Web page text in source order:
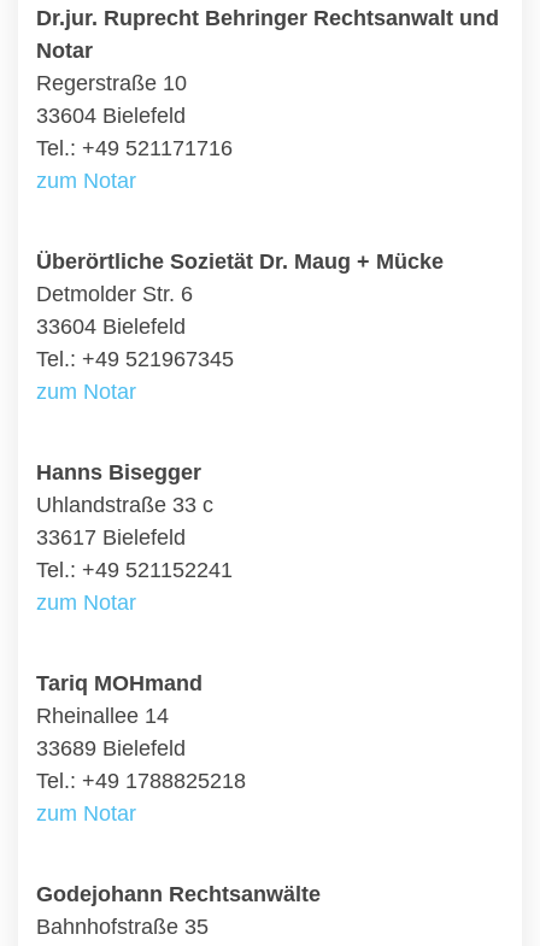
Dr.jur. Ruprecht Behringer Rechtsanwalt und
Notar
Regerstraße 10
33604 Bielefeld
Tel.: +49 521171716
zum Notar
Überörtliche Sozietät Dr. Maug + Mücke
Detmolder Str. 6
33604 Bielefeld
Tel.: +49 521967345
zum Notar
Hanns Bisegger
Uhlandstraße 33 c
33617 Bielefeld
Tel.: +49 521152241
zum Notar
Tariq MOHmand
Rheinallee 14
33689 Bielefeld
Tel.: +49 1788825218
zum Notar
Godejohann Rechtsanwälte
Bahnhofstraße 35